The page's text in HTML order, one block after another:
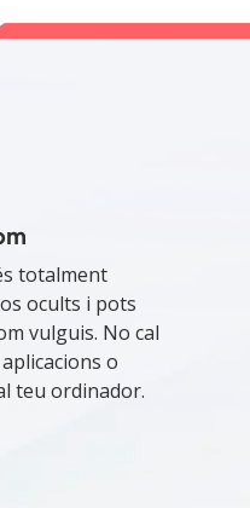
totalment
ocults i pots
vulguis. No cal
o
teu ordinador.